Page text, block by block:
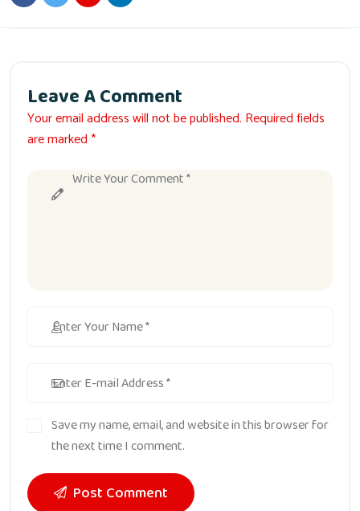
Leave A Comment
Your email address will not be published. Required fields
are marked *
Save my name, email, and website in this browser for
the next time I comment.
Post Comment